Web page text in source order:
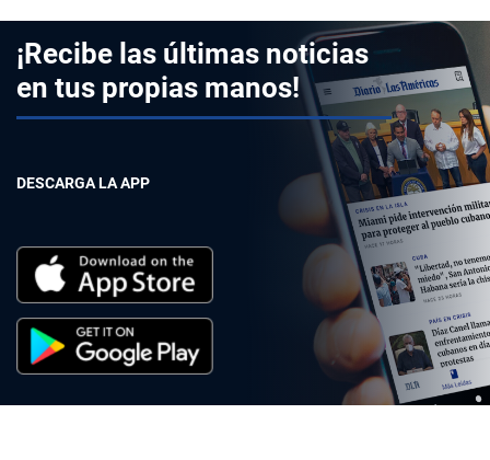
¡Recibe las últimas noticias
en tus propias manos!
DESCARGA LA APP